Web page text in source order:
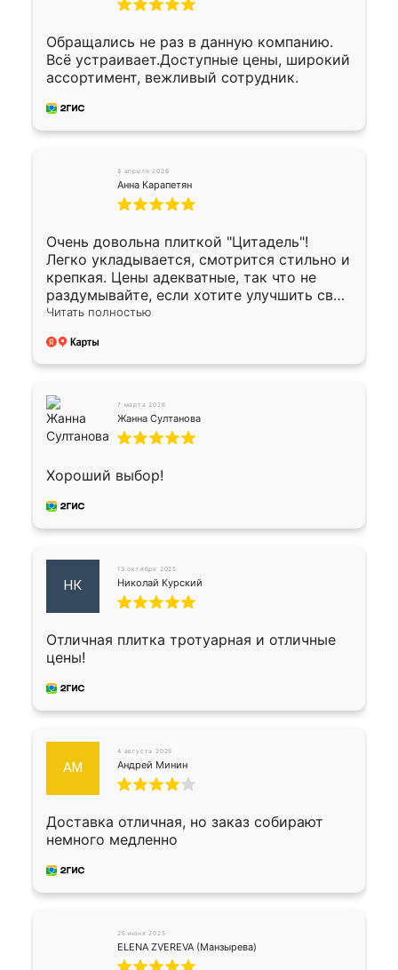
Обращались не раз в данную компанию.
Всё устраивает.Доступные цены, широкий
ассортимент, вежливый сотрудник.
3 апреля 2026
Анна Карапетян
Очень довольна плиткой "Цитадель"!
Легко укладывается, смотрится стильно и
крепкая. Цены адекватные, так что не
раздумывайте, если хотите улучшить свой
двор!
Читать полностью
7 марта 2026
Жанна Султанова
Хороший выбор!
НК
13 октября 2025
Николай Курский
Отличная плитка тротуарная и отличные
цены!
АМ
4 августа 2025
Андрей Минин
Доставка отличная, но заказ собирают
немного медленно
26 июня 2025
ELENA ZVEREVA (Манзырева)